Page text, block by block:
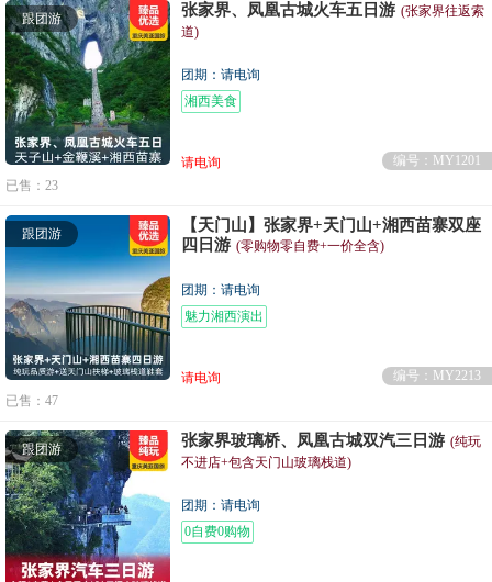
跟团游 张家界、凤凰古城火车五日游 (张家界往返索
道)
团期：请电询
湘西美食
请电询
编号：MY1201
已售：23
跟团游
【天门山】张家界+天门山+湘西苗寨双座
四日游 (零购物零自费+一价全含)
团期：请电询
魅力湘西演出
请电询
编号：MY2213
已售：47
跟团游 张家界玻璃桥、凤凰古城双汽三日游 (纯玩
不进店+包含天门山玻璃栈道)
团期：请电询
0自费0购物